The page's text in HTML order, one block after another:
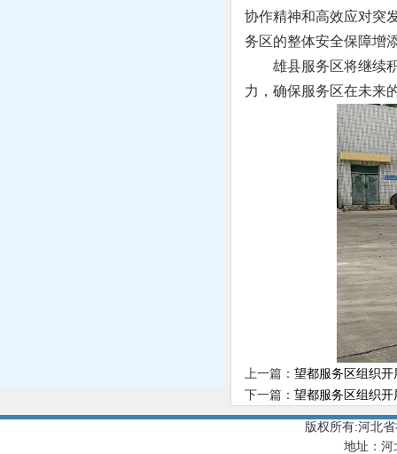
协作精神和高效应对突
务区的整体安全保障增
雄县服务区将继续
力，确保服务区在未来
上一篇： 望都服务区组织
下一篇： 望都服务区组织
版权所有:河北
地址：河